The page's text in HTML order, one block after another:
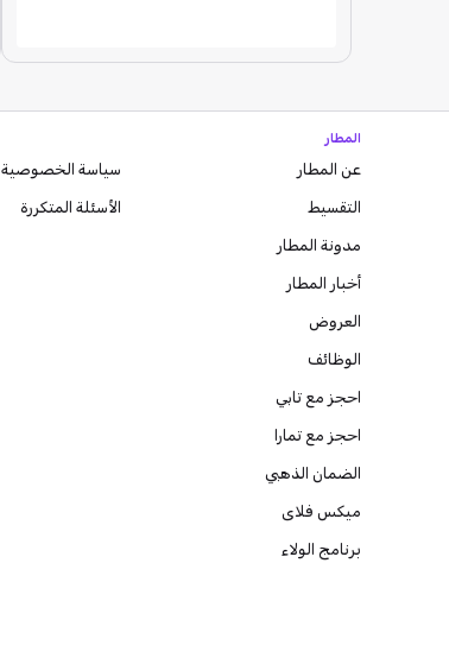
المطار
عن المطار
التقسيط
مدونة المطار
أخبار المطار
العروض
الوظائف
احجز مع تابي
احجز مع تمارا
الضمان الذهبي
ميكس فلاى
برنامج الولاء
سياسة الخصوصية
الأسئلة المتكررة